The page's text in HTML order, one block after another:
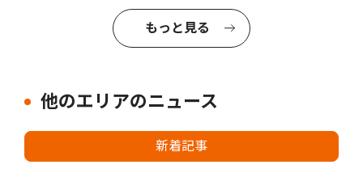
もっと見る
他のエリアのニュース
新着記事